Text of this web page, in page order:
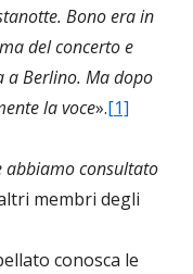
Bono era in
del concerto e
a Berlino. Ma dopo
la voce».[1]
abbiamo consultato
membri degli
conosca le